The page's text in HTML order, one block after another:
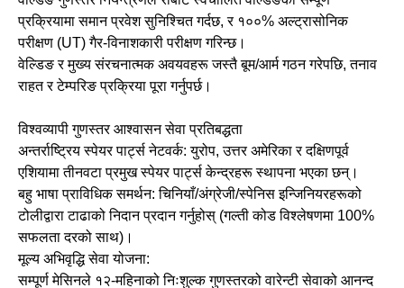
प्रक्रियामा समान प्रवेश सुनिश्चित गर्दछ, र १००% अल्ट्रासोनिक
परीक्षण (UT) गैर-विनाशकारी परीक्षण गरिन्छ।
वेल्डिङ र मुख्य संरचनात्मक अवयवहरू जस्तै बूम/आर्म गठन गरेपछि, तनाव
राहत र टेम्परिङ प्रक्रिया पूरा गर्नुपर्छ।
विश्वव्यापी गुणस्तर आश्वासन सेवा प्रतिबद्धता
अन्तर्राष्ट्रिय स्पेयर पार्ट्स नेटवर्क: युरोप, उत्तर अमेरिका र दक्षिणपूर्व
एशियामा तीनवटा प्रमुख स्पेयर पार्ट्स केन्द्रहरू स्थापना भएका छन्।
बहु भाषा प्राविधिक समर्थन: चिनियाँ/अंग्रेजी/स्पेनिस इन्जिनियरहरूको
टोलीद्वारा टाढाको निदान प्रदान गर्नुहोस् (गल्ती कोड विश्लेषणमा 100%
सफलता दरको साथ)।
मूल्य अभिवृद्धि सेवा योजना:
सम्पूर्ण मेसिनले १२-महिनाको निःशुल्क गुणस्तरको वारेन्टी सेवाको आनन्द